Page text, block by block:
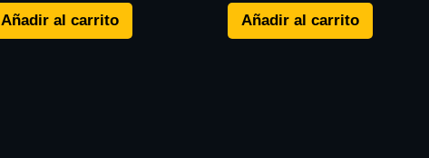
Añadir al carrito Añadir al carrito